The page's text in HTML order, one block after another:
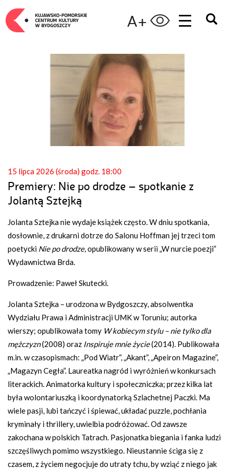
A+
15 lipca 2026 (środa) godz. 18:00
Premiery: Nie po drodze – spotkanie z
Jolantą Sztejką
Jolanta Sztejka nie wydaje książek często. W dniu spotkania,
dosłownie, z drukarni dotrze do Salonu Hoffman jej trzeci tom
poetycki Nie po drodze, opublikowany w serii „W nurcie poezji”
Wydawnictwa Brda.
Prowadzenie: Paweł Skutecki.
Jolanta Sztejka – urodzona w Bydgoszczy, absolwentka
Wydziału Prawa i Administracji UMK w Toruniu; autorka
wierszy; opublikowała tomy W kobiecym stylu – nie tylko dla
mężczyzn(2008) oraz Inspiruje mnie życie(2014). Publikowała
m.in. w czasopismach: „Pod Wiatr”, „Akant”, „Apeiron Magazine”,
„Magazyn Cegła”. Laureatka nagród i wyróżnień w konkursach
literackich. Animatorka kultury i społeczniczka; przez kilka lat
była wolontariuszką i koordynatorką Szlachetnej Paczki. Ma
wiele pasji, lubi tańczyć i śpiewać, układać puzzle, pochłania
kryminały i thrillery, uwielbia podróżować. Od zawsze
zakochana w polskich Tatrach. Pasjonatka biegania i fanka ludzi
szczęśliwych pomimo wszystkiego. Nieustannie ściga się z
czasem, z życiem negocjuje do utraty tchu, by wziąć z niego jak